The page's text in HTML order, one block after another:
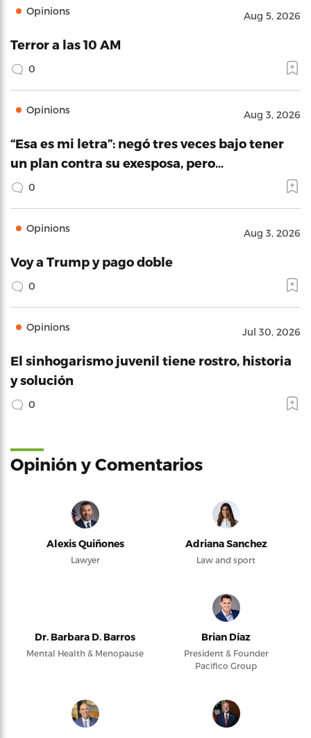
Opinions Aug 5, 2026
Terror a las 10 AM
0
Opinions Aug 3, 2026
“Esa es mi letra”: negó tres veces bajo tener
un plan contra su exesposa, pero…
0
Opinions Aug 3, 2026
Voy a Trump y pago doble
0
Opinions Jul 30, 2026
El sinhogarismo juvenil tiene rostro, historia
y solución
0
Opinión y Comentarios
Alexis Quiñones
Lawyer
Adriana Sanchez
Law and sport
Dr. Barbara D. Barros
Mental Health & Menopause
Brian Díaz
President & Founder
Pacifico Group